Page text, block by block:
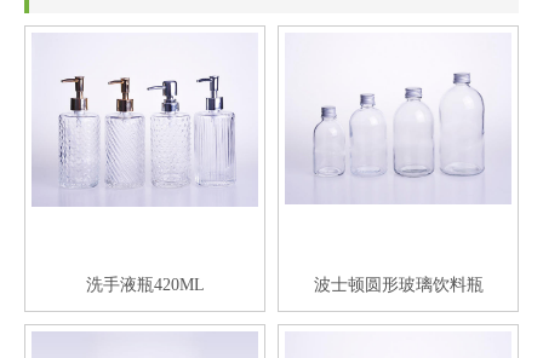
洗手液瓶420ML 波士顿圆形玻璃饮料瓶